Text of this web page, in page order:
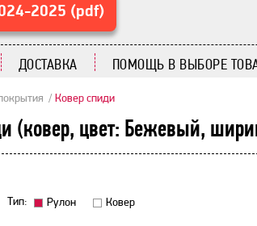
2025 (pdf)
ДОСТАВКА ПОМОЩЬ В ВЫБОРЕ
Ковер спиди
(ковер, цвет: Бежевый,
Тип: Рулон Ковер